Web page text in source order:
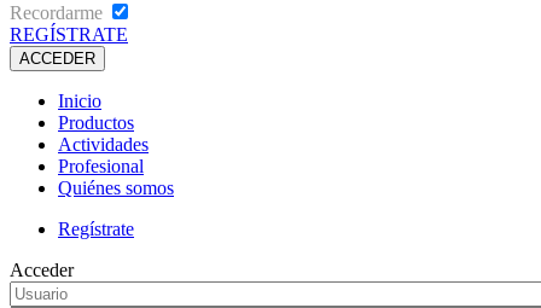
Recordarme
REGÍSTRATE
Inicio
Productos
Actividades
Profesional
Quiénes somos
Regístrate
Acceder